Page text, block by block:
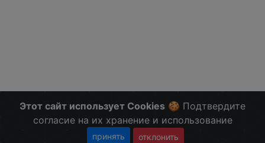
Этот сайт использует Cookies 🍪 Подтвердите
согласие на их хранение и использование
принять отклонить